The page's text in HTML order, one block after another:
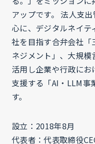
アップです。 法人支
心に、デジタルネイ
社を目指す合弁会社
ネジメント」、大規
活用し企業や行政に
支援する「AI・LLM事
す。
設立：2018年8月
代表者：代表取締役